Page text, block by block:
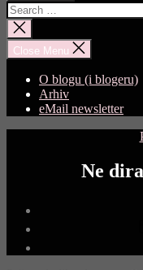
Search
for:
Close
search
Close Menu
O blogu (i blogeru)
Arhiv
eMail newsletter
Ne